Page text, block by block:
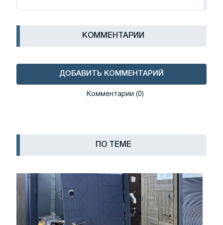
КОММЕНТАРИИ
ДОБАВИТЬ КОММЕНТАРИЙ
Комментарии (0)
ПО ТЕМЕ